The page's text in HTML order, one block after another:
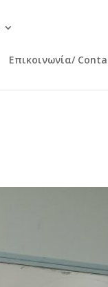
Επικοινωνία/